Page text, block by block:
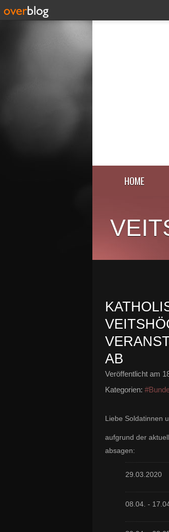
HOME
AB
Veröffentlicht am
Kategorien:
Liebe Soldatinnen
aufgrund der
absagen:
08.04. -